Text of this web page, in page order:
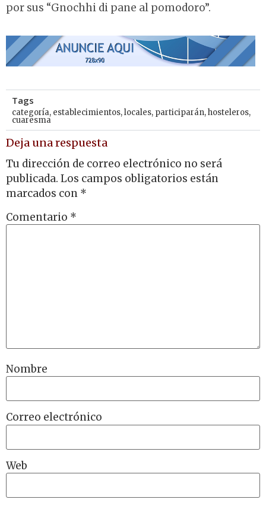
por sus “Gnochhi di pane al pomodoro”.
Tags
categoría, establecimientos,locales, participarán,hosteleros,
cuaresma
Deja una respuesta
Tu dirección de correo electrónico no será
publicada. Los campos obligatorios están
marcados con *
Comentario *
Nombre
Correo electrónico
Web